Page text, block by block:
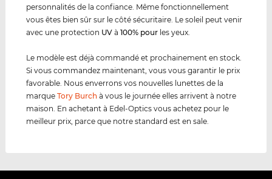
personnalités de la confiance. Même fonctionnellement
vous êtes bien sûr sur le côté sécuritaire. Le soleil peut venir
avec une protection UV à100% pour les yeux.
Le modèle est déjà commandé et prochainement en stock.
Si vous commandez maintenant, vous vous garantir le prix
favorable. Nous enverrons vos nouvelles lunettes de la
marqueTory Burch à vous le journée elles arrivent à notre
maison. En achetant à Edel-Optics vous achetez pour le
meilleur prix, parce que notre standard est en sale.